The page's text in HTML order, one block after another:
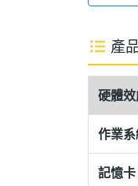
專業
活更便
產
硬體
作業
記憶卡